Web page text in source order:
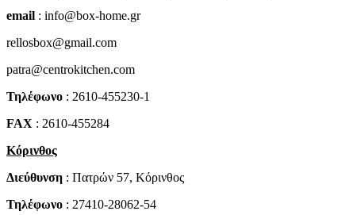
email : info@box-home.gr
rellosbox@gmail.com
patra@centrokitchen.com
Τηλέφωνο : 2610-455230-1
FAX : 2610-455284
Κόρινθος
Διεύθυνση : Πατρών 57, Κόρινθος
Τηλέφωνο : 27410-28062-54